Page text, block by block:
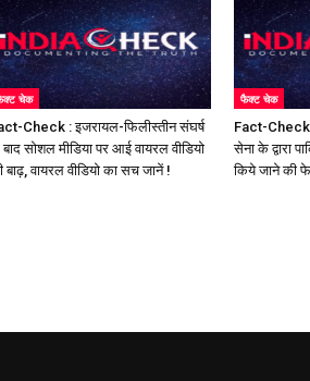
चेक
Check : इजरायल-फिलीस्तीन संघर्ष
सोशल मीडिया पर आई वायरल वीडियो
बाढ़, वायरल वीडियो का सच जानें !
फैक्ट चेक
Fact-Check
सेना के द्वारा
किये जाने की